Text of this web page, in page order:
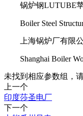
锅炉钢LUTUBE苹
Boiler Steel
上海锅炉厂有限公
Shanghai Boiler
未找到相应参数组
上一个
印度莎圣电厂
下一个